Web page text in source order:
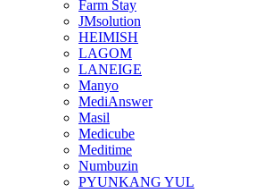
Farm Stay
JMsolution
HEIMISH
LAGOM
LANEIGE
Manyo
MediAnswer
Masil
Medicube
Meditime
Numbuzin
PYUNKANG YUL